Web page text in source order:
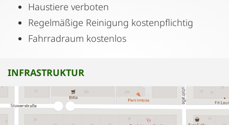
Haustiere verboten
Regelmäßige Reinigung kostenpflichtig
Fahrradraum kostenlos
INFRASTRUKTUR